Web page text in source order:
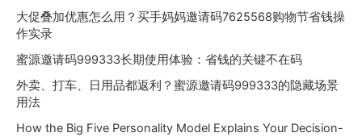
大促叠加优惠怎么用？买手妈妈邀请码7625568购物节省钱操
作实录
蜜源邀请码999333长期使用体验：省钱的关键不在码
外卖、打车、日用品都返利？蜜源邀请码999333的隐藏场景
用法
How the Big Five Personality Model Explains Your Decision-